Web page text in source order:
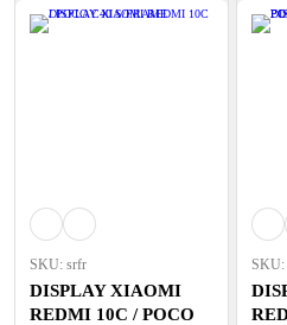
SKU: srfr
DISPLAY XIAOMI
REDMI 10C / POCO
SKU: